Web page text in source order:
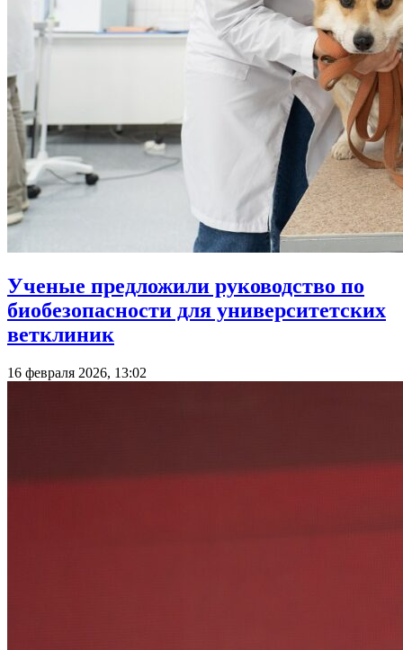
Ученые предложили руководство по
биобезопасности для университетских
ветклиник
16 февраля 2026, 13:02